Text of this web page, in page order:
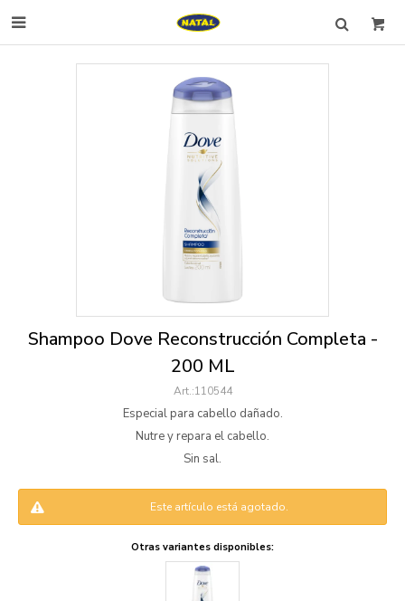

Shampoo Dove Reconstrucción Completa -
200 ML
110544
Especial para cabello dañado.
Nutre y repara el cabello.
Sin sal.
Este artículo está agotado.
Otras variantes disponibles: